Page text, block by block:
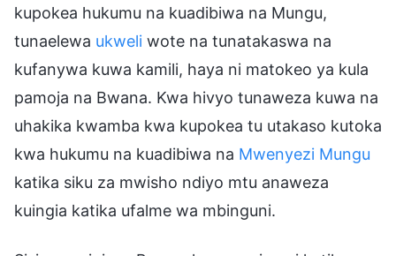
kupokea hukumu na kuadibiwa na Mungu,
tunaelewa ukweli wote na tunatakaswa na
kufanywa kuwa kamili, haya ni matokeo ya kula
pamoja na Bwana. Kwa hivyo tunaweza kuwa na
uhakika kwamba kwa kupokea tu utakaso kutoka
kwa hukumu na kuadibiwa na Mwenyezi Mungu
katika siku za mwisho ndiyo mtu anaweza
kuingia katika ufalme wa mbinguni.